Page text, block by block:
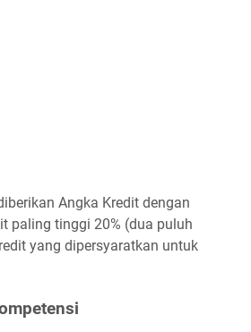
Angka Kredit dengan
paling tinggi 20% (dua puluh
yang dipersyaratkan untuk